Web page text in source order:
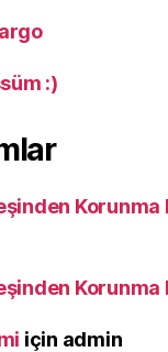
:)
Korunma
Korunma
için admin